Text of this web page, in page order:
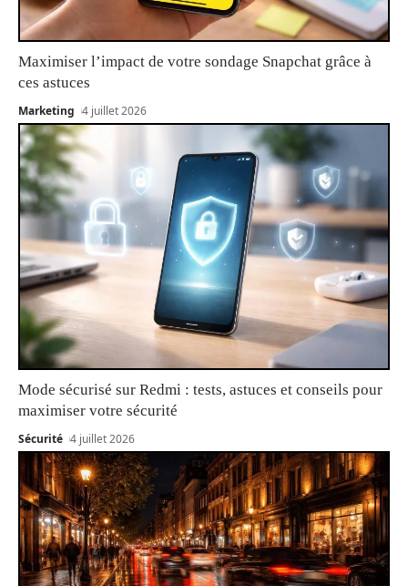
Maximiser l’impact de votre sondage Snapchat grâce à
ces astuces
Marketing 4 juillet 2026
Mode sécurisé sur Redmi : tests, astuces et conseils pour
maximiser votre sécurité
Sécurité 4 juillet 2026